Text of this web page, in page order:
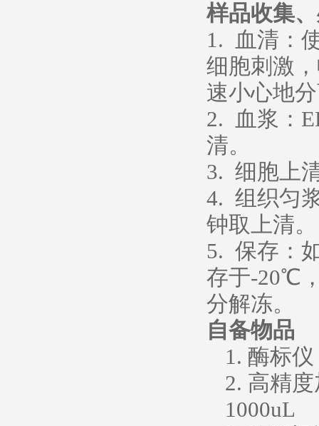
样品收集
1. 血清：
细胞刺激
速小心地
2. 血浆：
清。
3. 细胞上
4. 组织匀
钟取上清。
5. 保存：
存于-20℃
分解冻。
自备物品
1. 酶标
2. 高精
1000uL